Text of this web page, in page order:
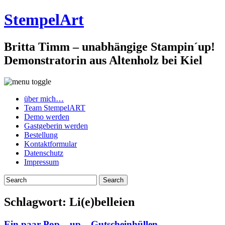
StempelArt
Britta Timm – unabhängige Stampin´up!
Demonstratorin aus Altenholz bei Kiel
über mich…
Team StempelART
Demo werden
Gastgeberin werden
Bestellung
Kontaktformular
Datenschutz
Impressum
Schlagwort: Li(e)belleien